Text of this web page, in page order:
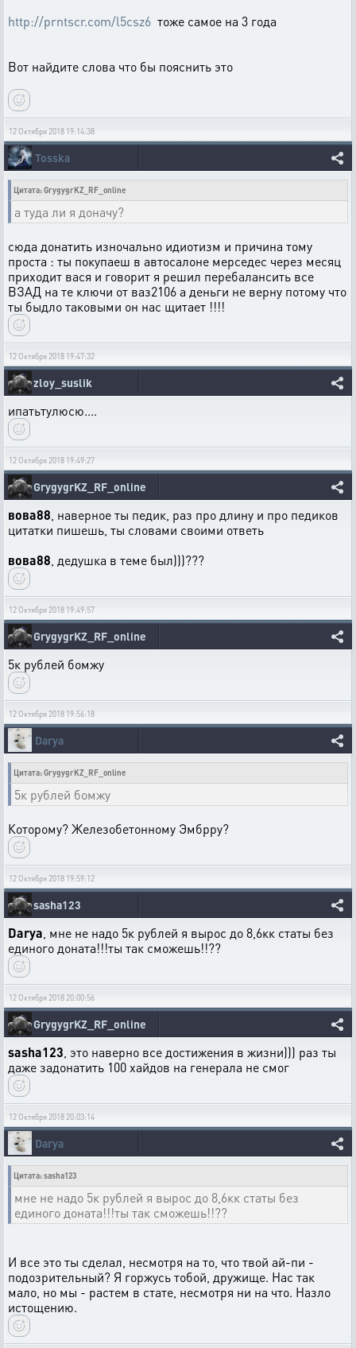
http://prntscr.com/l5csz6 тоже самое на 3 года
Вот найдите слова что бы пояснить это
12 Октября 2018 19:14:38
Tosska
Цитата: GrygygrKZ_RF_online
а туда ли я доначу?
сюда донатить изночально идиотизм и причина тому
проста : ты покупаеш в автосалоне мерседес через месяц
приходит вася и говорит я решил перебалансить все
ВЗАД на те ключи от ваз2106 а деньги не верну потому что
ты быдло таковыми он нас щитает !!!!
12 Октября 2018 19:47:32
zloy_suslik
ипатьтулюсю....
12 Октября 2018 19:49:27
GrygygrKZ_RF_online
вова88 , наверное ты педик, раз про длину и про педиков
цитатки пишешь, ты словами своими ответь
вова88 , дедушка в теме был)))???
12 Октября 2018 19:49:57
GrygygrKZ_RF_online
5к рублей бомжу
12 Октября 2018 19:56:18
Darya
Цитата: GrygygrKZ_RF_online
5к рублей бомжу
Которому? Железобетонному Эмбрру?
12 Октября 2018 19:59:12
sasha123
Darya , мне не надо 5к рублей я вырос до 8,6кк статы без
единого доната!!!ты так сможешь!!??
12 Октября 2018 20:00:56
GrygygrKZ_RF_online
sasha123 , это наверно все достижения в жизни))) раз ты
даже задонатить 100 хайдов на генерала не смог
12 Октября 2018 20:03:14
Darya
Цитата: sasha123
мне не надо 5к рублей я вырос до 8,6кк статы без
единого доната!!!ты так сможешь!!??
И все это ты сделал, несмотря на то, что твой ай-пи -
подозрительный? Я горжусь тобой, дружище. Нас так
мало, но мы - растем в стате, несмотря ни на что. Назло
истощению.